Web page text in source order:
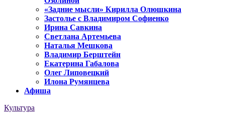
«Задние мысли» Кирилла Олюшкина
Застолье с Владимиром Софиенко
Ирина Савкина
Светлана Артемьева
Наталья Мешкова
Владимир Берштейн
Екатерина Габалова
Олег Липовецкий
Илона Румянцева
Афиша
Культура